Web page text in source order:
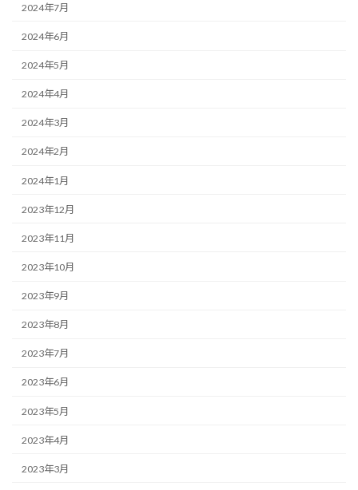
2024年7月
2024年6月
2024年5月
2024年4月
2024年3月
2024年2月
2024年1月
2023年12月
2023年11月
2023年10月
2023年9月
2023年8月
2023年7月
2023年6月
2023年5月
2023年4月
2023年3月